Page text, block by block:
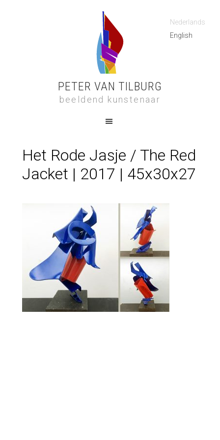
Nederlands
English
PETER VAN TILBURG
beeldend kunstenaar
Het Rode Jasje / The Red
Jacket | 2017 | 45x30x27